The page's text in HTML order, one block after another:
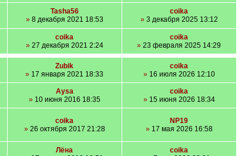
Tasha56
»8 декабря 2021 18:53
coika
»3 декабря 2025 13:12
coika
»27 декабря 2021 2:24
coika
» 23 февраля 2025 14:29
Zubik
» 17 января 2021 18:33
coika
»16 июля 2026 12:10
Aysa
»10 июня 2016 18:35
coika
»15 июня 2026 18:34
coika
»26 октября 2017 21:28
NP19
»17 мая 2026 16:58
Лёна
coika